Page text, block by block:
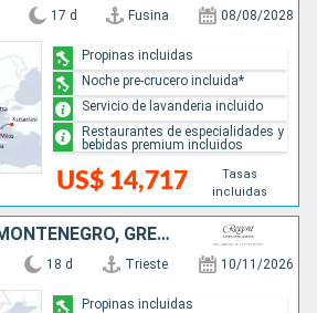
17 d Fusina 08/08/2028
US$ 14,717
Tasas
incluidas
Propinas incluidas
Noche pre-crucero incluida*
Servicio de lavanderia incluido
Restaurantes de especialidades y
bebidas premium incluidos
ITALIA, CROACIA, MONTENEGRO, GRECIA, TURQUÍA
18 d Trieste 10/11/2026
Propinas incluidas